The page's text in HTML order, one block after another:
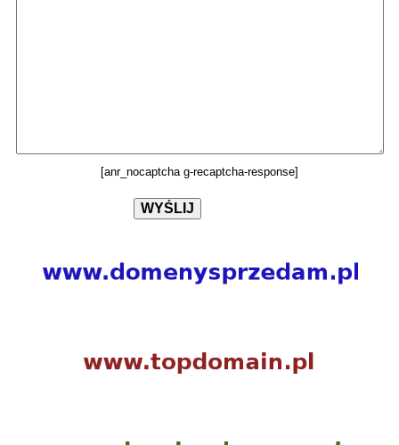
[anr_nocaptcha g-recaptcha-response]